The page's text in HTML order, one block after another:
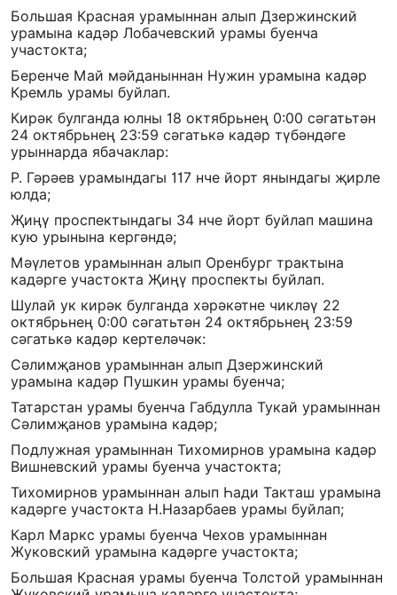
Большая Красная урамыннан алып Дзержинский
урамына кадәр Лобачевский урамы буенча
участокта;
Беренче Май мәйданыннан Нужин урамына кадәр
Кремль урамы буйлап.
Кирәк булганда юлны 18 октябрьнең 0:00 сәгатьтән
24 октябрьнең 23:59 сәгатькә кадәр түбәндәге
урыннарда ябачаклар:
Р. Гәрәев урамындагы 117 нче йорт янындагы җирле
юлда;
Җиңү проспектындагы 34 нче йорт буйлап машина
кую урынына кергәндә;
Мәүлетов урамыннан алып Оренбург трактына
кадәрге участокта Җиңү проспекты буйлап.
Шулай ук кирәк булганда хәрәкәтне чикләү 22
октябрьнең 0:00 сәгатьтән 24 октябрьнең 23:59
сәгатькә кадәр кертеләчәк:
Сәлимҗанов урамыннан алып Дзержинский
урамына кадәр Пушкин урамы буенча;
Татарстан урамы буенча Габдулла Тукай урамыннан
Сәлимҗанов урамына кадәр;
Подлужная урамыннан Тихомирнов урамына кадәр
Вишневский урамы буенча участокта;
Тихомирнов урамыннан алып Һади Такташ урамына
кадәрге участокта Н.Назарбаев урамы буйлап;
Карл Маркс урамы буенча Чехов урамыннан
Жуковский урамына кадәрге участокта;
Большая Красная урамы буенча Толстой урамыннан